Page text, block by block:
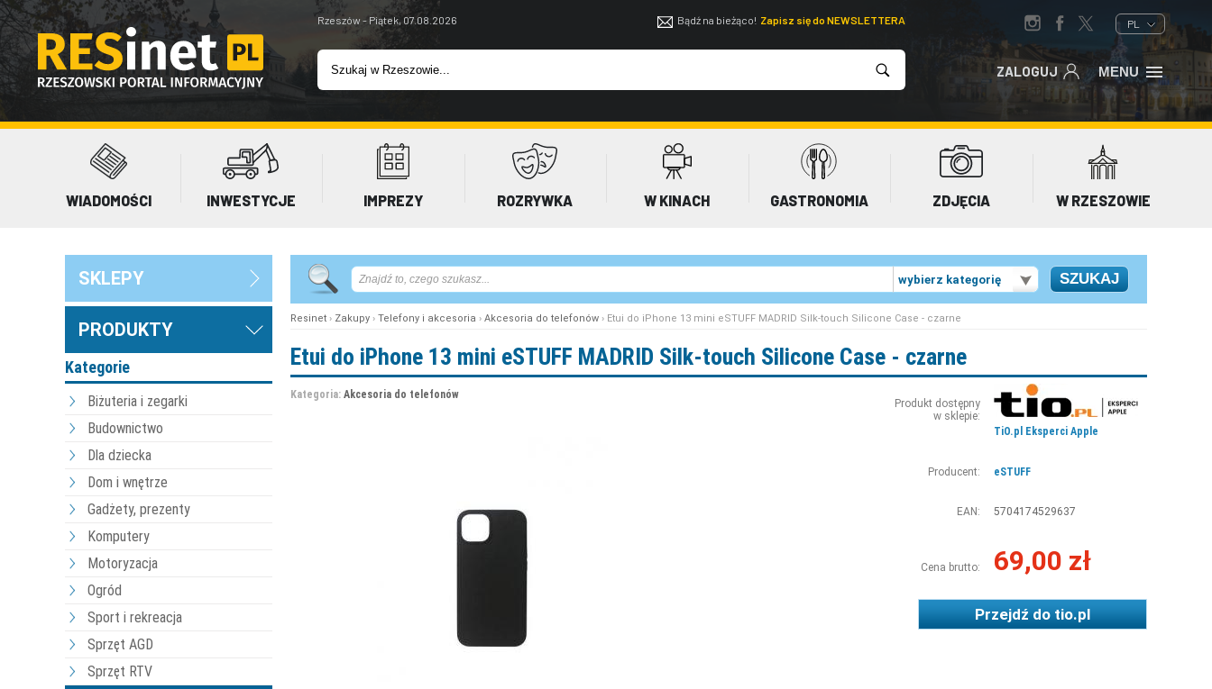
Rzeszów - Piątek, 07.08.2026 Bądź na bieżąco! Zapisz się do NEWSLETTERA PL
ZALOGUJ MENU
WIADOMOŚCI INWESTYCJE IMPREZY ROZRYWKA W KINACH GASTRONOMIA ZDJĘCIA W RZESZOWIE
SKLEPY
PRODUKTY
Kategorie
Biżuteria i zegarki
Budownictwo
Dla dziecka
Dom i wnętrze
Gadżety, prezenty
Komputery
Motoryzacja
Ogród
Sport i rekreacja
Sprzęt AGD
Sprzęt RTV
wybierz kategorię
Resinet › Zakupy › Telefony i akcesoria › Akcesoria do telefonów › Etui do iPhone 13 mini eSTUFF MADRID Silk-touch Silicone Case - czarne
Etui do iPhone 13 mini eSTUFF MADRID Silk-touch Silicone Case - czarne
Kategoria: Akcesoria do telefonów
Produkt dostępny
w sklepie:
TiO.pl Eksperci Apple
Producent: eSTUFF
EAN: 5704174529637
Cena brutto: 69,00 zł
Przejdź dotio.pl